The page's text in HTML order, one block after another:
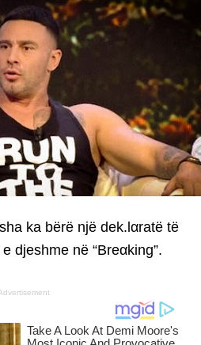
ka bërë një dek.lαratë të
djeshme në “Breαking”.